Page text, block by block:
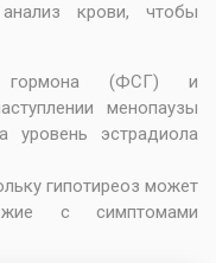
крови, чтобы
гормона (ФСГ) и
менопаузы
эстрадиола
гипотиреоз может
с симптомами